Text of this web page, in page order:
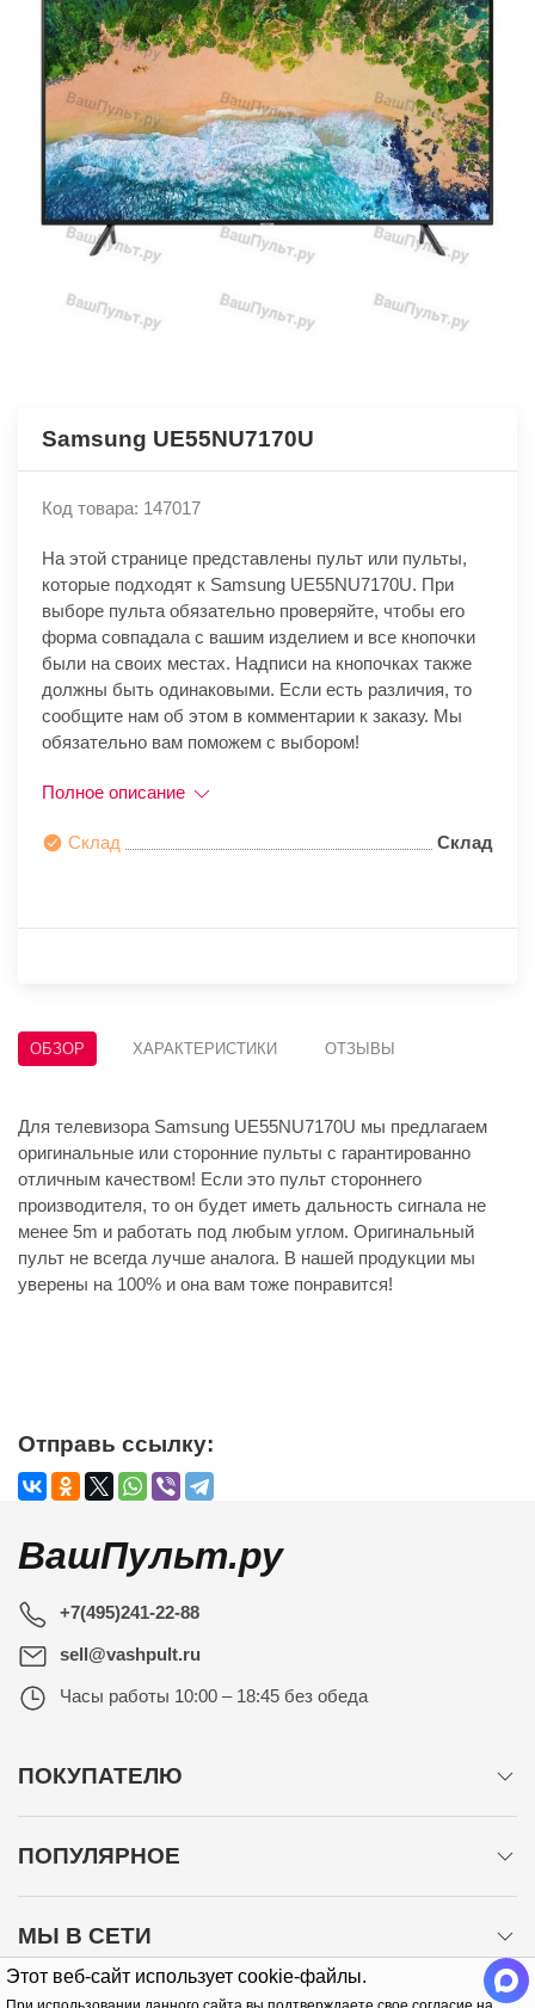
Этот веб-сайт использует cookie-файлы.
Samsung UE55NU7170U
Код товара: 147017
На этой странице представлены пульт или пульты,
которые подходят к Samsung UE55NU7170U. При
выборе пульта обязательно проверяйте, чтобы его
форма совпадала с вашим изделием и все кнопочки
были на своих местах. Надписи на кнопочках также
должны быть одинаковыми. Если есть различия, то
сообщите нам об этом в комментарии к заказу. Мы
обязательно вам поможем с выбором!
Полное описание
Склад Склад
ОБЗОР ХАРАКТЕРИСТИКИ ОТЗЫВЫ
Для телевизора Samsung UE55NU7170U мы предлагаем
оригинальные или сторонние пульты с гарантированно
отличным качеством! Если это пульт стороннего
производителя, то он будет иметь дальность сигнала не
менее 5m и работать под любым углом. Оригинальный
пульт не всегда лучше аналога. В нашей продукции мы
уверены на 100% и она вам тоже понравится!
Отправь ссылку:
ВашПульт.ру
+7(495)241-22-88
sell@vashpult.ru
Часы работы 10:00 – 18:45 без обеда
ПОКУПАТЕЛЮ
ПОПУЛЯРНОЕ
МЫ В СЕТИ